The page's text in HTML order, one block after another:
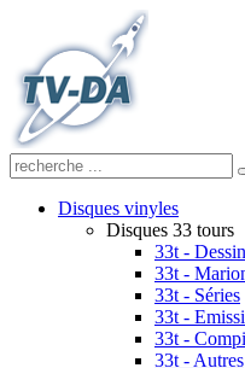
Disques vinyles
Disques 33 tours
33t -
33t -
33t - Séries
33t -
33t -
33t - Autres